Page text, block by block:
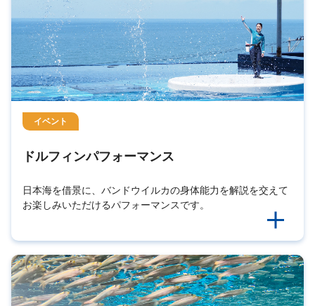
イベント
ドルフィンパフォーマンス
日本海を借景に、バンドウイルカの身体能力を解説を交えて
お楽しみいただけるパフォーマンスです。